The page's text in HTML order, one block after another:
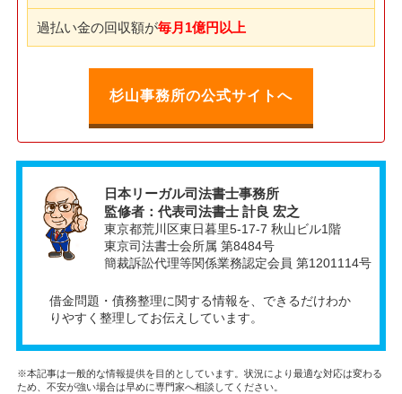
過払い金の回収額が毎月1億円以上
杉山事務所の公式サイトへ
日本リーガル司法書士事務所
監修者：代表司法書士 計良 宏之
東京都荒川区東日暮里5-17-7 秋山ビル1階
東京司法書士会所属 第8484号
簡裁訴訟代理等関係業務認定会員 第1201114号
借金問題・債務整理に関する情報を、できるだけわか
りやすく整理してお伝えしています。
※本記事は一般的な情報提供を目的としています。状況により最適な対応は変わる
ため、不安が強い場合は早めに専門家へ相談してください。